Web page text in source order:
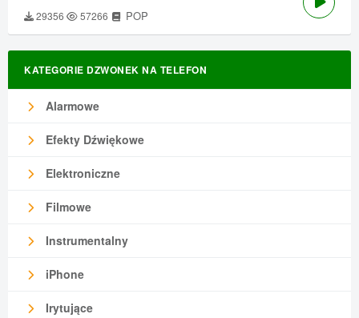
29356 57266 POP
KATEGORIE DZWONEK NA TELEFON
Alarmowe
Efekty Dźwiękowe
Elektroniczne
Filmowe
Instrumentalny
iPhone
Irytujące